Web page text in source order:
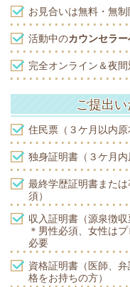
お見合いは無料・無
活動中のカウンセラ
完全オンライン＆夜間
ご提出
住民票（３ケ月以内原
独身証明書（３ケ月内
最終学歴証明書また
須）
収入証明書（源泉徴収
＊男性必須、女性は
必要
資格証明書（医師、
格をお持ちの方）